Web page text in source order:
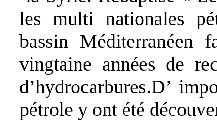
les multi nationales
bassin Méditerranéen
vingtaine années de
d’hydrocarbures.D’
pétrole y ont été